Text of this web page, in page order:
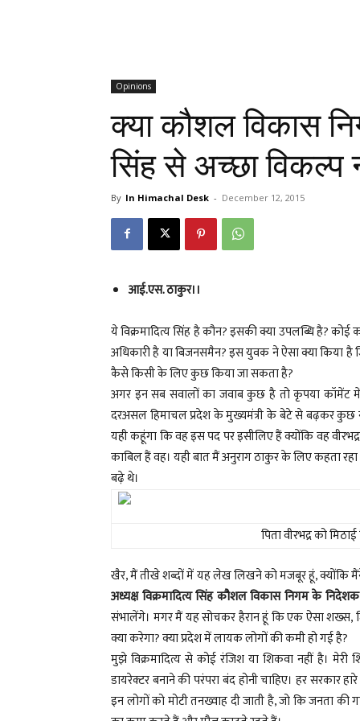
Opinions
क्या कौशल विकास
सिंह से अच्छा विकल्प
By In Himachal Desk - December 12, 2015
आई.एस. ठाकुर।।
ये विक्रमादित्य सिंह है कौन? इसकी क्या उपलब्धि है?
अधिकारी है या बिजनसमैन? इस युवक ने ऐसा क्या किया
कैसे किसी के लिए कुछ किया जा सकता है?
अगर इन सब सवालों का जवाब कुछ है तो कृपया कॉमेंट में
दरअसल हिमाचल प्रदेश के मुख्यमंत्री के बेटे से बढ़कर कुछ
यही कहूंगा कि वह इस पद पर इसीलिए हैं क्योंकि वह
काबिल हैं वह। यही बात मैं अनुराग ठाकुर के लिए कहता
बढ़े थे।
पिता वीरभद्र को
खैर, मैं तीखे शब्दों में यह लेख लिखने को मजबूर हूं,
अध्यक्ष विक्रमादित्य सिंह कौशल विकास निगम के
संभालेंगे। मगर मैं यह सोचकर हैरान हूं कि एक ऐसा शख्स,
क्या करेगा? क्या प्रदेश में लायक लोगों की कमी हो गई है?
मुझे विक्रमादित्य से कोई रंजिश या शिकवा नहीं है।
डायरेक्टर बनाने की परंपरा बंद होनी चाहिए। हर सरकार
इन लोगों को मोटी तनख्वाह दी जाती है, जो कि जनता